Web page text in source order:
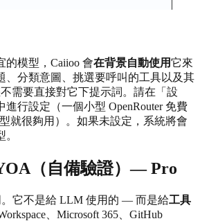
的模型，Caiioo 會在背景自動使用它來
、分類意圖、挑選要呼叫的工具以及其
需要直接對它下提示詞。請在「設
行設定（一個小型 OpenRouter 免費
就很夠用）。如果未設定，系統將會
（自備驗證）— Pro
它不是給 LLM 使用的 — 而是給工具
、Microsoft 365、GitHub